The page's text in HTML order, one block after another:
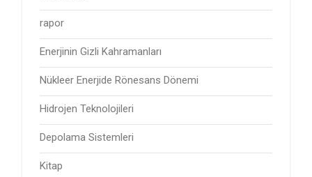
rapor
Enerjinin Gizli Kahramanları
Nükleer Enerjide Rönesans Dönemi
Hidrojen Teknolojileri
Depolama Sistemleri
Kitap